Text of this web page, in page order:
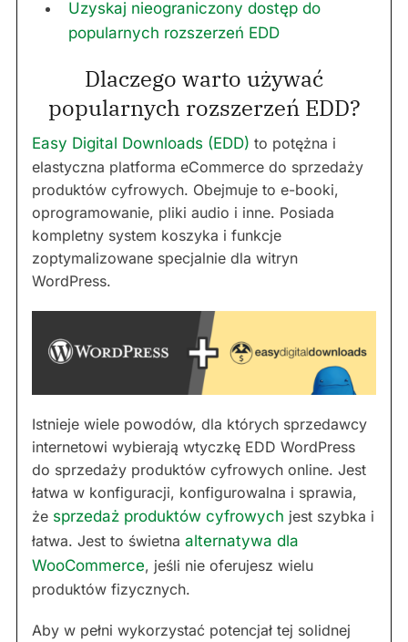
Uzyskaj nieograniczony dostęp do
popularnych rozszerzeń EDD
Dlaczego warto używać
popularnych rozszerzeń EDD?
Easy Digital Downloads (EDD) to potężna i
elastyczna platforma eCommerce do sprzedaży
produktów cyfrowych. Obejmuje to e-booki,
oprogramowanie, pliki audio i inne. Posiada
kompletny system koszyka i funkcje
zoptymalizowane specjalnie dla witryn
WordPress.
Istnieje wiele powodów, dla których sprzedawcy
internetowi wybierają wtyczkę EDD WordPress
do sprzedaży produktów cyfrowych online. Jest
łatwa w konfiguracji, konfigurowalna i sprawia,
że sprzedaż produktów cyfrowych jest szybka i
łatwa. Jest to świetna alternatywa dla
WooCommerce, jeśli nie oferujesz wielu
produktów fizycznych.
Aby w pełni wykorzystać potencjał tej solidnej